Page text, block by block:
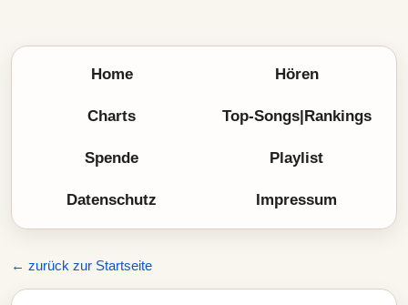
Home Hören
Charts Top-Songs|Rankings
Spende Playlist
Datenschutz Impressum
← zurück zur Startseite